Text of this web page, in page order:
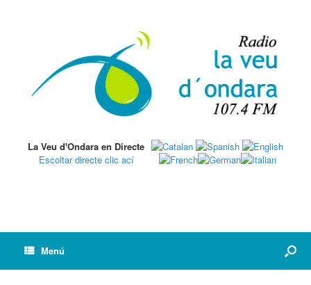
La Veu d'Ondara en Directe
Escoltar directe clic ací
Menú